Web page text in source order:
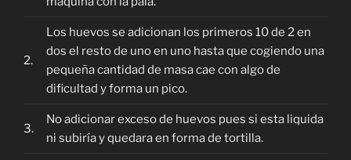
2.
Los huevos se adicionan los primeros 10 de 2 en
dos el resto de uno en uno hasta que cogiendo una
pequeña cantidad de masa cae con algo de
dificultad y forma un pico.
3.
No adicionar exceso de huevos pues si esta liquida
ni subiría y quedara en forma de tortilla.